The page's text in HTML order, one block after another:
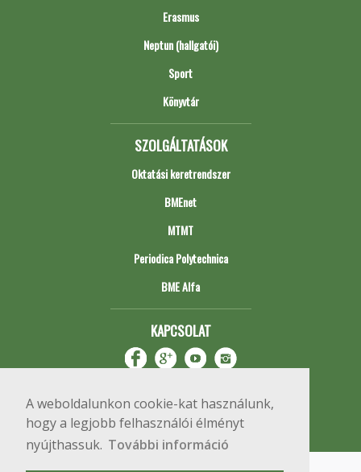
A weboldalunkon cookie-kat használunk,
hogy a legjobb felhasználói élményt
nyújthassuk. További információ
Erasmus
Neptun (hallgatói)
Sport
Könyvtár
SZOLGÁLTATÁSOK
Oktatási keretrendszer
BMEnet
MTMT
Periodica Polytechnica
BME Alfa
KAPCSOLAT